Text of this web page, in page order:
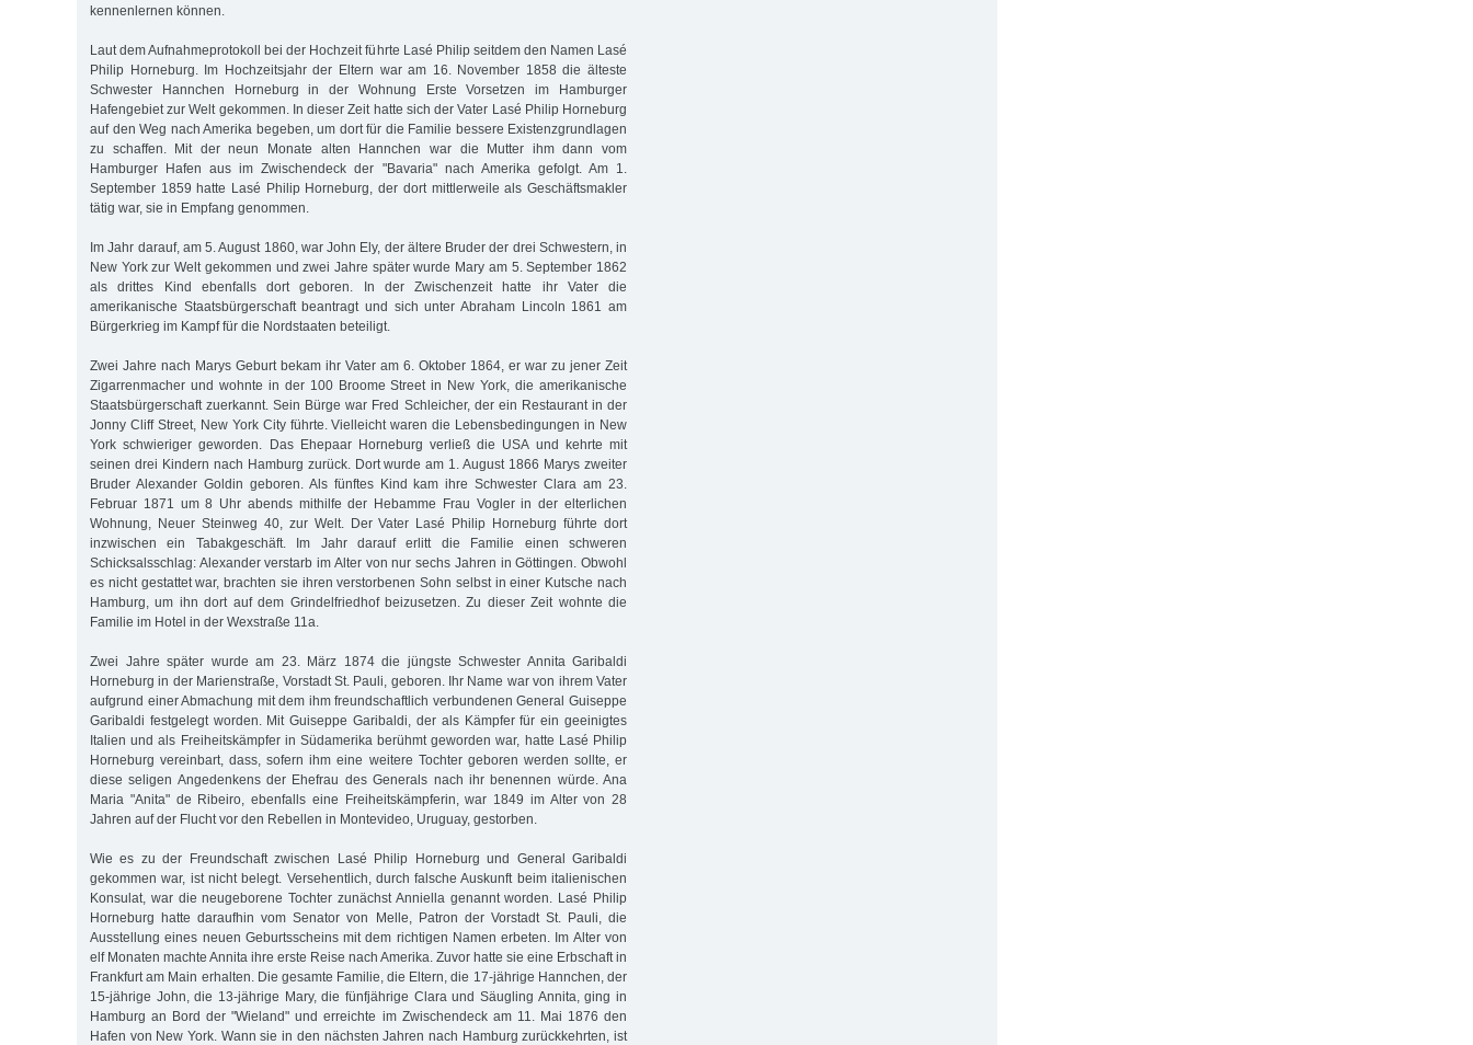
kennenlernen können.
Laut dem Aufnahmeprotokoll bei der Hochzeit führte Lasé Philip seitdem den Namen Lasé
Philip Horneburg. Im Hochzeitsjahr der Eltern war am 16. November 1858 die älteste
Schwester Hannchen Horneburg in der Wohnung Erste Vorsetzen im Hamburger
Hafengebiet zur Welt gekommen. In dieser Zeit hatte sich der Vater Lasé Philip Horneburg
auf den Weg nach Amerika begeben, um dort für die Familie bessere Existenzgrundlagen
zu schaffen. Mit der neun Monate alten Hannchen war die Mutter ihm dann vom
Hamburger Hafen aus im Zwischendeck der "Bavaria" nach Amerika gefolgt. Am 1.
September 1859 hatte Lasé Philip Horneburg, der dort mittlerweile als Geschäftsmakler
tätig war, sie in Empfang genommen.
Im Jahr darauf, am 5. August 1860, war John Ely, der ältere Bruder der drei Schwestern, in
New York zur Welt gekommen und zwei Jahre später wurde Mary am 5. September 1862
als drittes Kind ebenfalls dort geboren. In der Zwischenzeit hatte ihr Vater die
amerikanische Staatsbürgerschaft beantragt und sich unter Abraham Lincoln 1861 am
Bürgerkrieg im Kampf für die Nordstaaten beteiligt.
Zwei Jahre nach Marys Geburt bekam ihr Vater am 6. Oktober 1864, er war zu jener Zeit
Zigarrenmacher und wohnte in der 100 Broome Street in New York, die amerikanische
Staatsbürgerschaft zuerkannt. Sein Bürge war Fred Schleicher, der ein Restaurant in der
Jonny Cliff Street, New York City führte. Vielleicht waren die Lebensbedingungen in New
York schwieriger geworden. Das Ehepaar Horneburg verließ die USA und kehrte mit
seinen drei Kindern nach Hamburg zurück. Dort wurde am 1. August 1866 Marys zweiter
Bruder Alexander Goldin geboren. Als fünftes Kind kam ihre Schwester Clara am 23.
Februar 1871 um 8 Uhr abends mithilfe der Hebamme Frau Vogler in der elterlichen
Wohnung, Neuer Steinweg 40, zur Welt. Der Vater Lasé Philip Horneburg führte dort
inzwischen ein Tabakgeschäft. Im Jahr darauf erlitt die Familie einen schweren
Schicksalsschlag: Alexander verstarb im Alter von nur sechs Jahren in Göttingen. Obwohl
es nicht gestattet war, brachten sie ihren verstorbenen Sohn selbst in einer Kutsche nach
Hamburg, um ihn dort auf dem Grindelfriedhof beizusetzen. Zu dieser Zeit wohnte die
Familie im Hotel in der Wexstraße 11a.
Zwei Jahre später wurde am 23. März 1874 die jüngste Schwester Annita Garibaldi
Horneburg in der Marienstraße, Vorstadt St. Pauli, geboren. Ihr Name war von ihrem Vater
aufgrund einer Abmachung mit dem ihm freundschaftlich verbundenen General Guiseppe
Garibaldi festgelegt worden. Mit Guiseppe Garibaldi, der als Kämpfer für ein geeinigtes
Italien und als Freiheitskämpfer in Südamerika berühmt geworden war, hatte Lasé Philip
Horneburg vereinbart, dass, sofern ihm eine weitere Tochter geboren werden sollte, er
diese seligen Angedenkens der Ehefrau des Generals nach ihr benennen würde. Ana
Maria "Anita" de Ribeiro, ebenfalls eine Freiheitskämpferin, war 1849 im Alter von 28
Jahren auf der Flucht vor den Rebellen in Montevideo, Uruguay, gestorben.
Wie es zu der Freundschaft zwischen Lasé Philip Horneburg und General Garibaldi
gekommen war, ist nicht belegt. Versehentlich, durch falsche Auskunft beim italienischen
Konsulat, war die neugeborene Tochter zunächst Anniella genannt worden. Lasé Philip
Horneburg hatte daraufhin vom Senator von Melle, Patron der Vorstadt St. Pauli, die
Ausstellung eines neuen Geburtsscheins mit dem richtigen Namen erbeten. Im Alter von
elf Monaten machte Annita ihre erste Reise nach Amerika. Zuvor hatte sie eine Erbschaft in
Frankfurt am Main erhalten. Die gesamte Familie, die Eltern, die 17-jährige Hannchen, der
15-jährige John, die 13-jährige Mary, die fünfjährige Clara und Säugling Annita, ging in
Hamburg an Bord der "Wieland" und erreichte im Zwischendeck am 11. Mai 1876 den
Hafen von New York. Wann sie in den nächsten Jahren nach Hamburg zurückkehrten, ist